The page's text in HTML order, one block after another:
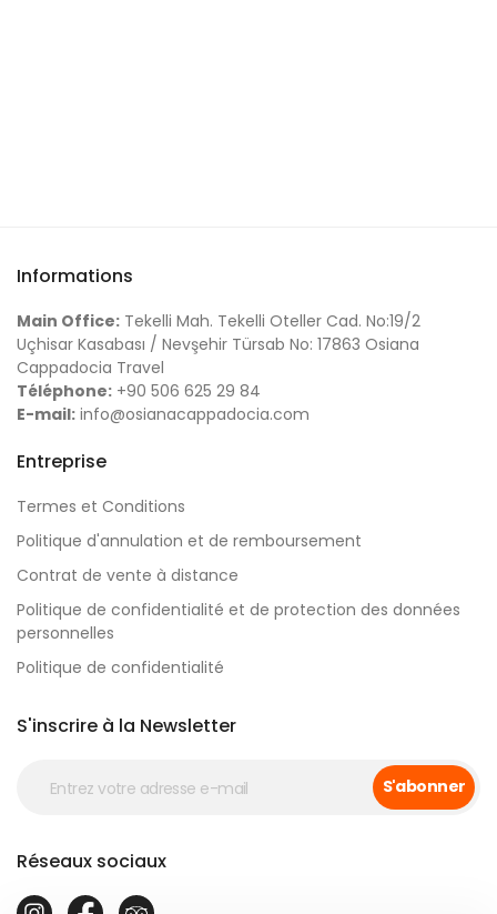
Informations
Main Office: Tekelli Mah. Tekelli Oteller Cad. No:19/2
Uçhisar Kasabası / Nevşehir Türsab No: 17863 Osiana
Cappadocia Travel
Téléphone: +90 506 625 29 84
E-mail: info@osianacappadocia.com
Entreprise
Termes et Conditions
Politique d'annulation et de remboursement
Contrat de vente à distance
Politique de confidentialité et de protection des données
personnelles
Politique de confidentialité
S'inscrire à la Newsletter
S'abonner
Réseaux sociaux